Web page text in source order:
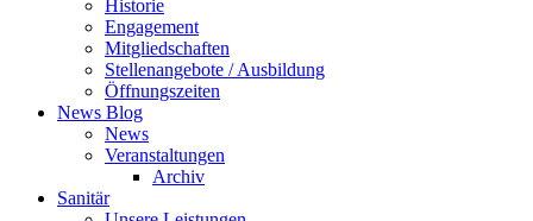
Historie
Engagement
Mitgliedschaften
Stellenangebote / Ausbildung
Öffnungszeiten
News Blog
News
Veranstaltungen
Archiv
Sanitär